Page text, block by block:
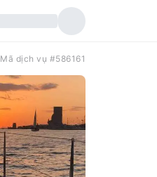
Mã dịch vụ #586161